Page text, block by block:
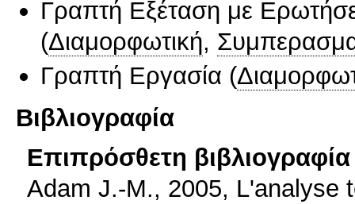
Γραπτή Εξέταση με
(Διαμορφωτική,
Γραπτή Εργασία (
Βιβλιογραφία
Επιπρόσθετη βιβλιογραφία
Adam J.-M., 2005, L'analyse